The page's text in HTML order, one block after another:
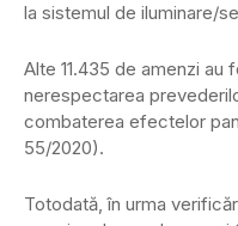
la sistemul de iluminare/
Alte 11.435 de amenzi au
nerespectarea
combaterea efectelor
55/2020).
Totodată, în urma